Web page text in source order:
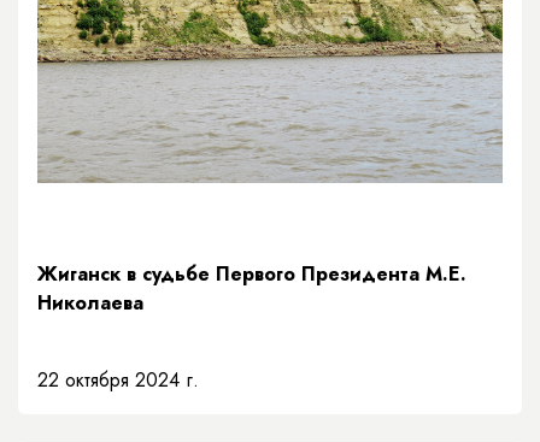
Жиганск в судьбе Первого Президента М.Е.
Николаева
22 октября 2024 г.